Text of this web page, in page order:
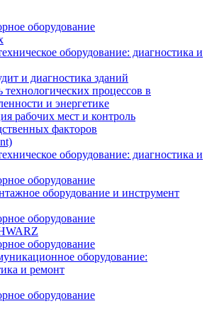
оборудование
оборудование: диагностика и
и диагностика зданий
технологических процессов в
и энергетике
рабочих мест и контроль
факторов
оборудование: диагностика и
оборудование
оборудование и инструмент
оборудование
оборудование
оборудование:
и ремонт
оборудование